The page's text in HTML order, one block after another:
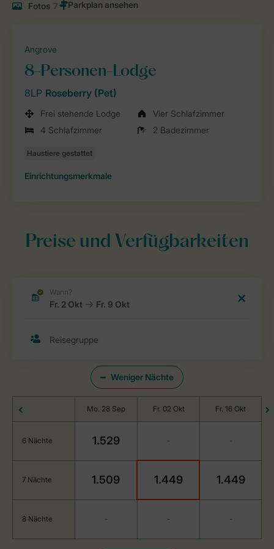
Fotos 7
Angrove
8-Personen-Lodge
8LP Roseberry (Pet)
Frei stehende Lodge
Vier Schlafzimmer
4 Schlafzimmer
2 Badezimmer
Einrichtungsmerkmale
Preise und Verfügbarkeiten
Weniger Nächte
Mo. 28 Sep Fr. 02 Okt Fr. 16 Okt
6 Nächte 1.529 - -
7 Nächte 1.509 1.449 1.449
8 Nächte - - -